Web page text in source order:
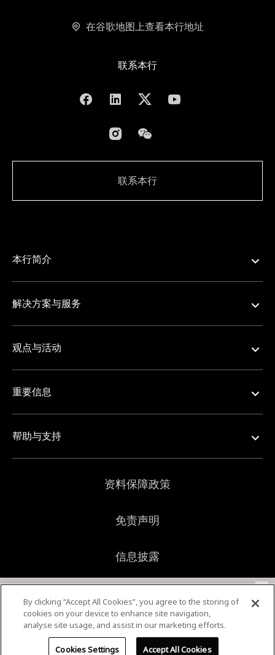
在谷歌地图上查看本行地址
联系本行
联系本行
本行简介
解决方案与服务
观点与活动
重要信息
帮助与支持
© 2026 新加坡银行。版权所有。
资料保障政策
免责声明
信息披露
本行使用Cookie来改善和提供个性化的浏览体验，同时了
解您的偏好和要求。使用本行的网站，即表示您同意本行
将Cookie用于以上目的和在资料保障政策中的其他目的。
如果您不同意使用Cookie，请参考该政策中有关管理
×
By clicking “Accept All Cookies”, you agree to the storing of
cookies on your device to enhance site navigation,
analyse site usage, and assist in our marketing efforts.
Cookies Settings Accept All Cookies